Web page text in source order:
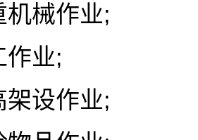
机械作业;
作业;
架设作业;